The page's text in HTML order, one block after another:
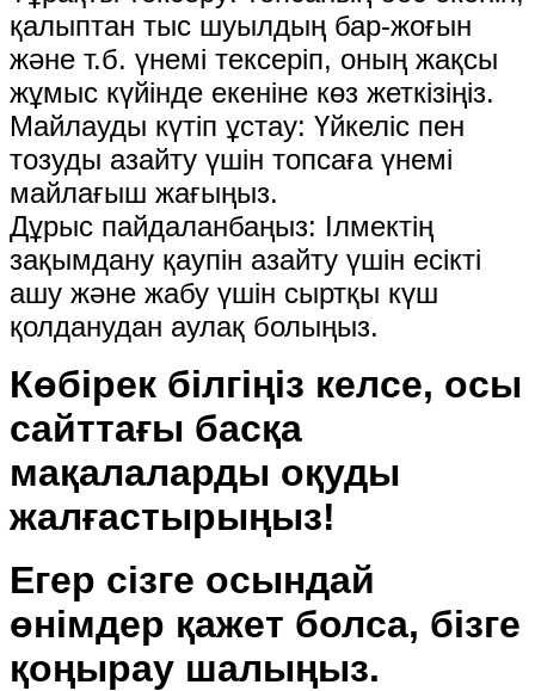
қалыптан тыс шуылдың бар-жоғын
және т.б. үнемі тексеріп, оның жақсы
жұмыс күйінде екеніне көз жеткізіңіз.
Майлауды күтіп ұстау: Үйкеліс пен
тозуды азайту үшін топсаға үнемі
майлағыш жағыңыз.
Дұрыс пайдаланбаңыз: Ілмектің
зақымдану қаупін азайту үшін есікті
ашу және жабу үшін сыртқы күш
қолданудан аулақ болыңыз.
Көбірек білгіңіз келсе, осы
сайттағы басқа
мақалаларды оқуды
жалғастырыңыз!
Егер сізге осындай
өнімдер қажет болса, бізге
қоңырау шалыңыз.